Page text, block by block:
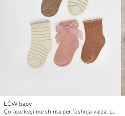
LCW baby
Çorape kyçi me shirita për foshnja vajza, pesë-pako